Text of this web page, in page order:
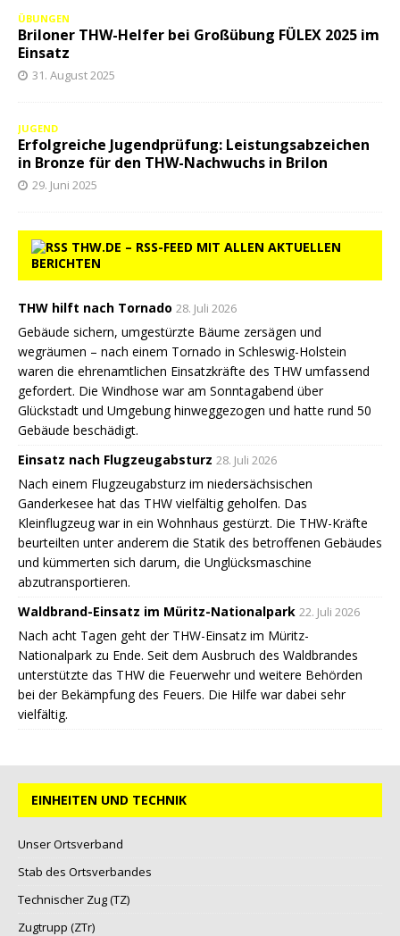
ÜBUNGEN
Briloner THW-Helfer bei Großübung FÜLEX 2025 im
Einsatz
31. August 2025
JUGEND
Erfolgreiche Jugendprüfung: Leistungsabzeichen
in Bronze für den THW-Nachwuchs in Brilon
29. Juni 2025
THW.DE – RSS-FEED MIT ALLEN AKTUELLEN
BERICHTEN
THW hilft nach Tornado 28. Juli 2026
Gebäude sichern, umgestürzte Bäume zersägen und
wegräumen – nach einem Tornado in Schleswig-Holstein
waren die ehrenamtlichen Einsatzkräfte des THW umfassend
gefordert. Die Windhose war am Sonntagabend über
Glückstadt und Umgebung hinweggezogen und hatte rund 50
Gebäude beschädigt.
Einsatz nach Flugzeugabsturz 28. Juli 2026
Nach einem Flugzeugabsturz im niedersächsischen
Ganderkesee hat das THW vielfältig geholfen. Das
Kleinflugzeug war in ein Wohnhaus gestürzt. Die THW-Kräfte
beurteilten unter anderem die Statik des betroffenen Gebäudes
und kümmerten sich darum, die Unglücksmaschine
abzutransportieren.
Waldbrand-Einsatz im Müritz-Nationalpark 22. Juli 2026
Nach acht Tagen geht der THW-Einsatz im Müritz-
Nationalpark zu Ende. Seit dem Ausbruch des Waldbrandes
unterstützte das THW die Feuerwehr und weitere Behörden
bei der Bekämpfung des Feuers. Die Hilfe war dabei sehr
vielfältig.
EINHEITEN UND TECHNIK
Unser Ortsverband
Stab des Ortsverbandes
Technischer Zug (TZ)
Zugtrupp (ZTr)